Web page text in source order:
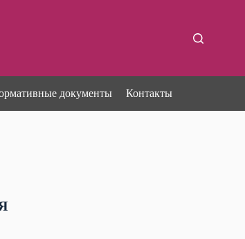
документы Контакты